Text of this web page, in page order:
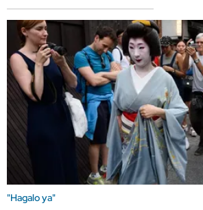
"Hagalo ya"